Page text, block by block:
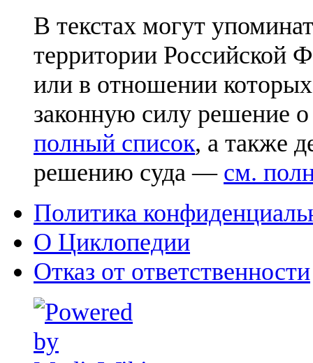
В текстах могут
территории Российской
или в отношении
законную силу решение
полный список, а также
решению суда — см.
Политика
О Циклопедии
Отказ от ответственности